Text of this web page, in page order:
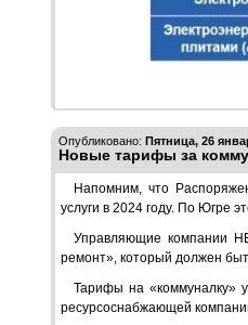
Опубликовано: Пятница, 26
Новые тарифы за
Напомним, что
услуги в 2024 году. По Югре
Управляющие компании
ремонт», который должен
Тарифы на «коммуналку»
ресурсоснабжающей